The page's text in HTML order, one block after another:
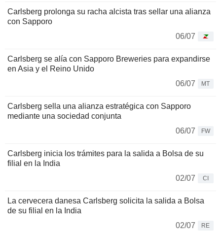
Carlsberg prolonga su racha alcista tras sellar una alianza
con Sapporo
06/07
Carlsberg se alía con Sapporo Breweries para expandirse
en Asia y el Reino Unido
06/07
MT
Carlsberg sella una alianza estratégica con Sapporo
mediante una sociedad conjunta
06/07
FW
Carlsberg inicia los trámites para la salida a Bolsa de su
filial en la India
02/07
CI
La cervecera danesa Carlsberg solicita la salida a Bolsa
de su filial en la India
02/07
RE